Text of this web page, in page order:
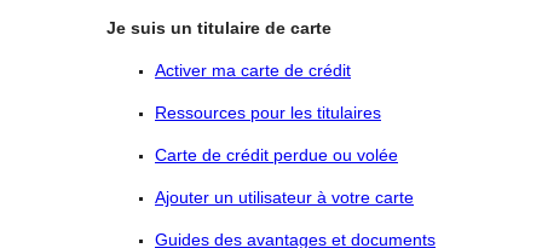
Je suis un titulaire de carte
Activer ma carte de crédit
Ressources pour les titulaires
Carte de crédit perdue ou volée
Ajouter un utilisateur à votre carte
Guides des avantages et documents